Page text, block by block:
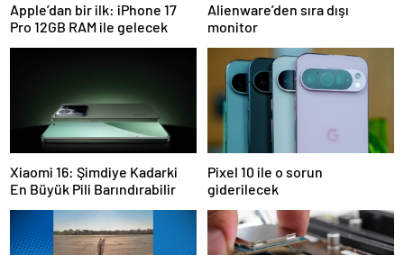
Apple’dan bir ilk: iPhone 17
Pro 12GB RAM ile gelecek
Alienware’den sıra dışı
monitor
Xiaomi 16: Şimdiye Kadarki
En Büyük Pili Barındırabilir
Pixel 10 ile o sorun
giderilecek